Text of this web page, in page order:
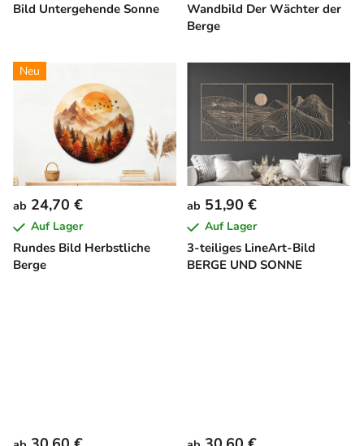
Bild Untergehende Sonne
Wandbild Der Wächter der
Berge
Neu
Rundes Bild Herbstliche
Berge
ab 24,70 €
Auf Lager
3-teiliges LineArt-Bild
BERGE UND SONNE
ab 51,90 €
Auf Lager